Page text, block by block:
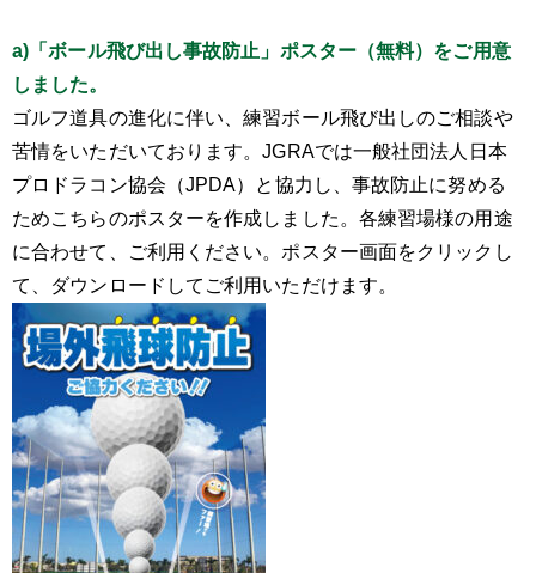
a)「ボール飛び出し事故防止」ポスター（無料）をご用意
しました。
ゴルフ道具の進化に伴い、練習ボール飛び出しのご相談や
苦情をいただいております。JGRAでは一般社団法人日本
プロドラコン協会（JPDA）と協力し、事故防止に努める
ためこちらのポスターを作成しました。各練習場様の用途
に合わせて、ご利用ください。ポスター画面をクリックし
て、ダウンロードしてご利用いただけます。